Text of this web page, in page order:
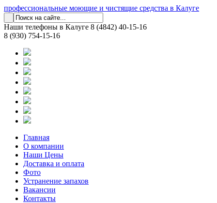
профессиональные моющие и чистящие средства в Калуге
Наши телефоны в Калуге 8 (4842) 40-15-16
8 (930) 754-15-16
Главная
О компании
Наши Цены
Доставка и оплата
Фото
Устранение запахов
Вакансии
Контакты